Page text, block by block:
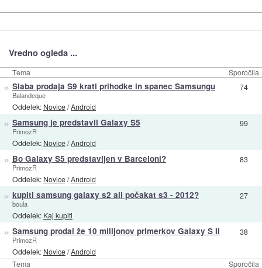
Vredno ogleda ...
Tema Sporočila
Tema Sporočila
» Slaba prodaja S9 krati prihodke in spanec Samsungu
Balandeque
Oddelek: Novice/Android
74
» Samsung je predstavil Galaxy S5
PrimozR
Oddelek: Novice/Android
99
» Bo Galaxy S5 predstavljen v Barceloni?
PrimozR
Oddelek: Novice/Android
83
» kupiti samsung galaxy s2 ali počakat s3 - 2012?
boula
Oddelek: Kaj kupiti
27
» Samsung prodal že 10 milijonov primerkov Galaxy S II
PrimozR
Oddelek: Novice/Android
38